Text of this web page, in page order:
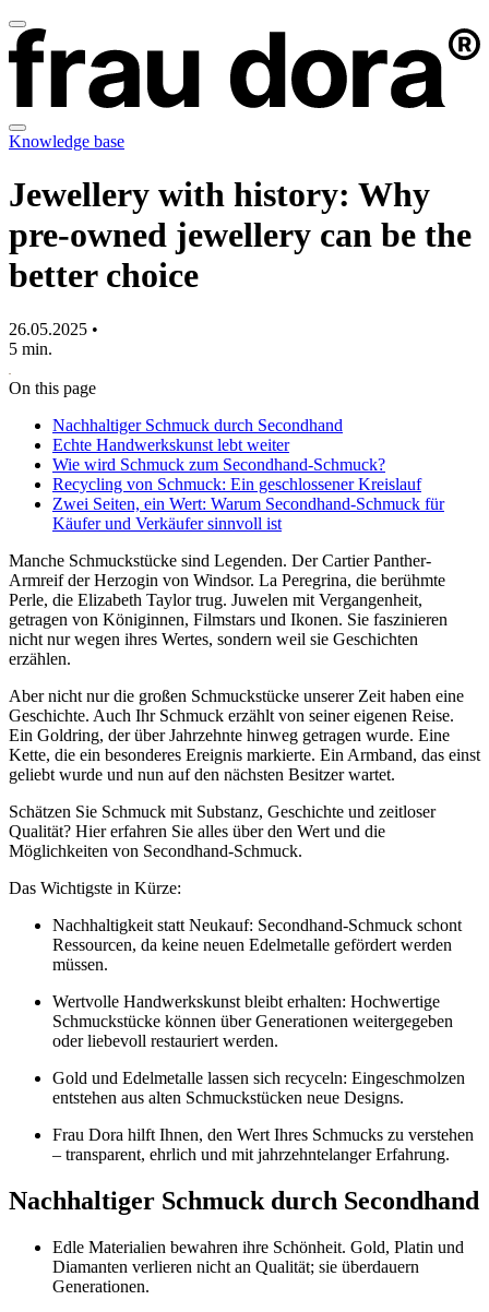
Knowledge base
Jewellery with history: Why
pre-owned jewellery can be the
better choice
26.05.2025 •
5 min.
On this page
Nachhaltiger Schmuck durch Secondhand
Echte Handwerkskunst lebt weiter
Wie wird Schmuck zum Secondhand-Schmuck?
Recycling von Schmuck: Ein geschlossener Kreislauf
Zwei Seiten, ein Wert: Warum Secondhand-Schmuck für
Käufer und Verkäufer sinnvoll ist
Manche Schmuckstücke sind Legenden. Der Cartier Panther-
Armreif der Herzogin von Windsor. La Peregrina, die berühmte
Perle, die Elizabeth Taylor trug. Juwelen mit Vergangenheit,
getragen von Königinnen, Filmstars und Ikonen. Sie faszinieren
nicht nur wegen ihres Wertes, sondern weil sie Geschichten
erzählen.
Aber nicht nur die großen Schmuckstücke unserer Zeit haben eine
Geschichte. Auch Ihr Schmuck erzählt von seiner eigenen Reise.
Ein Goldring, der über Jahrzehnte hinweg getragen wurde. Eine
Kette, die ein besonderes Ereignis markierte. Ein Armband, das einst
geliebt wurde und nun auf den nächsten Besitzer wartet.
Schätzen Sie Schmuck mit Substanz, Geschichte und zeitloser
Qualität? Hier erfahren Sie alles über den Wert und die
Möglichkeiten von Secondhand-Schmuck.
Das Wichtigste in Kürze:
Nachhaltigkeit statt Neukauf: Secondhand-Schmuck schont
Ressourcen, da keine neuen Edelmetalle gefördert werden
müssen.
Wertvolle Handwerkskunst bleibt erhalten: Hochwertige
Schmuckstücke können über Generationen weitergegeben
oder liebevoll restauriert werden.
Gold und Edelmetalle lassen sich recyceln: Eingeschmolzen
entstehen aus alten Schmuckstücken neue Designs.
Frau Dora hilft Ihnen, den Wert Ihres Schmucks zu verstehen
– transparent, ehrlich und mit jahrzehntelanger Erfahrung.
Nachhaltiger Schmuck durch Secondhand
Edle Materialien bewahren ihre Schönheit. Gold, Platin und
Diamanten verlieren nicht an Qualität; sie überdauern
Generationen.